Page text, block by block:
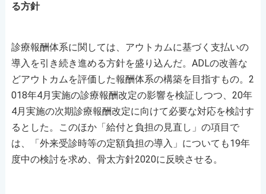
る方針
診療報酬体系に関しては、アウトカムに基づく支払いの
導入を引き続き進める方針を盛り込んだ。ADLの改善な
どアウトカムを評価した報酬体系の構築を目指すもの。2
018年4月実施の診療報酬改定の影響を検証しつつ、20年
4月実施の次期診療報酬改定に向けて必要な対応を検討す
るとした。このほか「給付と負担の見直し」の項目で
は、「外来受診時等の定額負担の導入」についても19年
度中の検討を求め、骨太方針2020に反映させる。